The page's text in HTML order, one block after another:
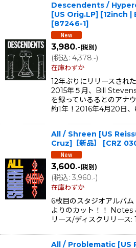
Descendents /
[US Orig.LP] [12inch |
[87246-1]
3,980.-(税別)
(税込: 4,378.-)
在庫わずか
12年ぶりにリリースされ
2015年５月、Bill
を録っているるとのアナ
約1年！2016年4月20日
All / Shreen [US
Cruz]【新品】
[CRZ
3,600.-(税別)
(税込: 3,960 .-)
在庫わずか
6枚目のスタジオアルバ
よりのカット！！ Notes
リース/ディスクリリー
All / Problematic [US